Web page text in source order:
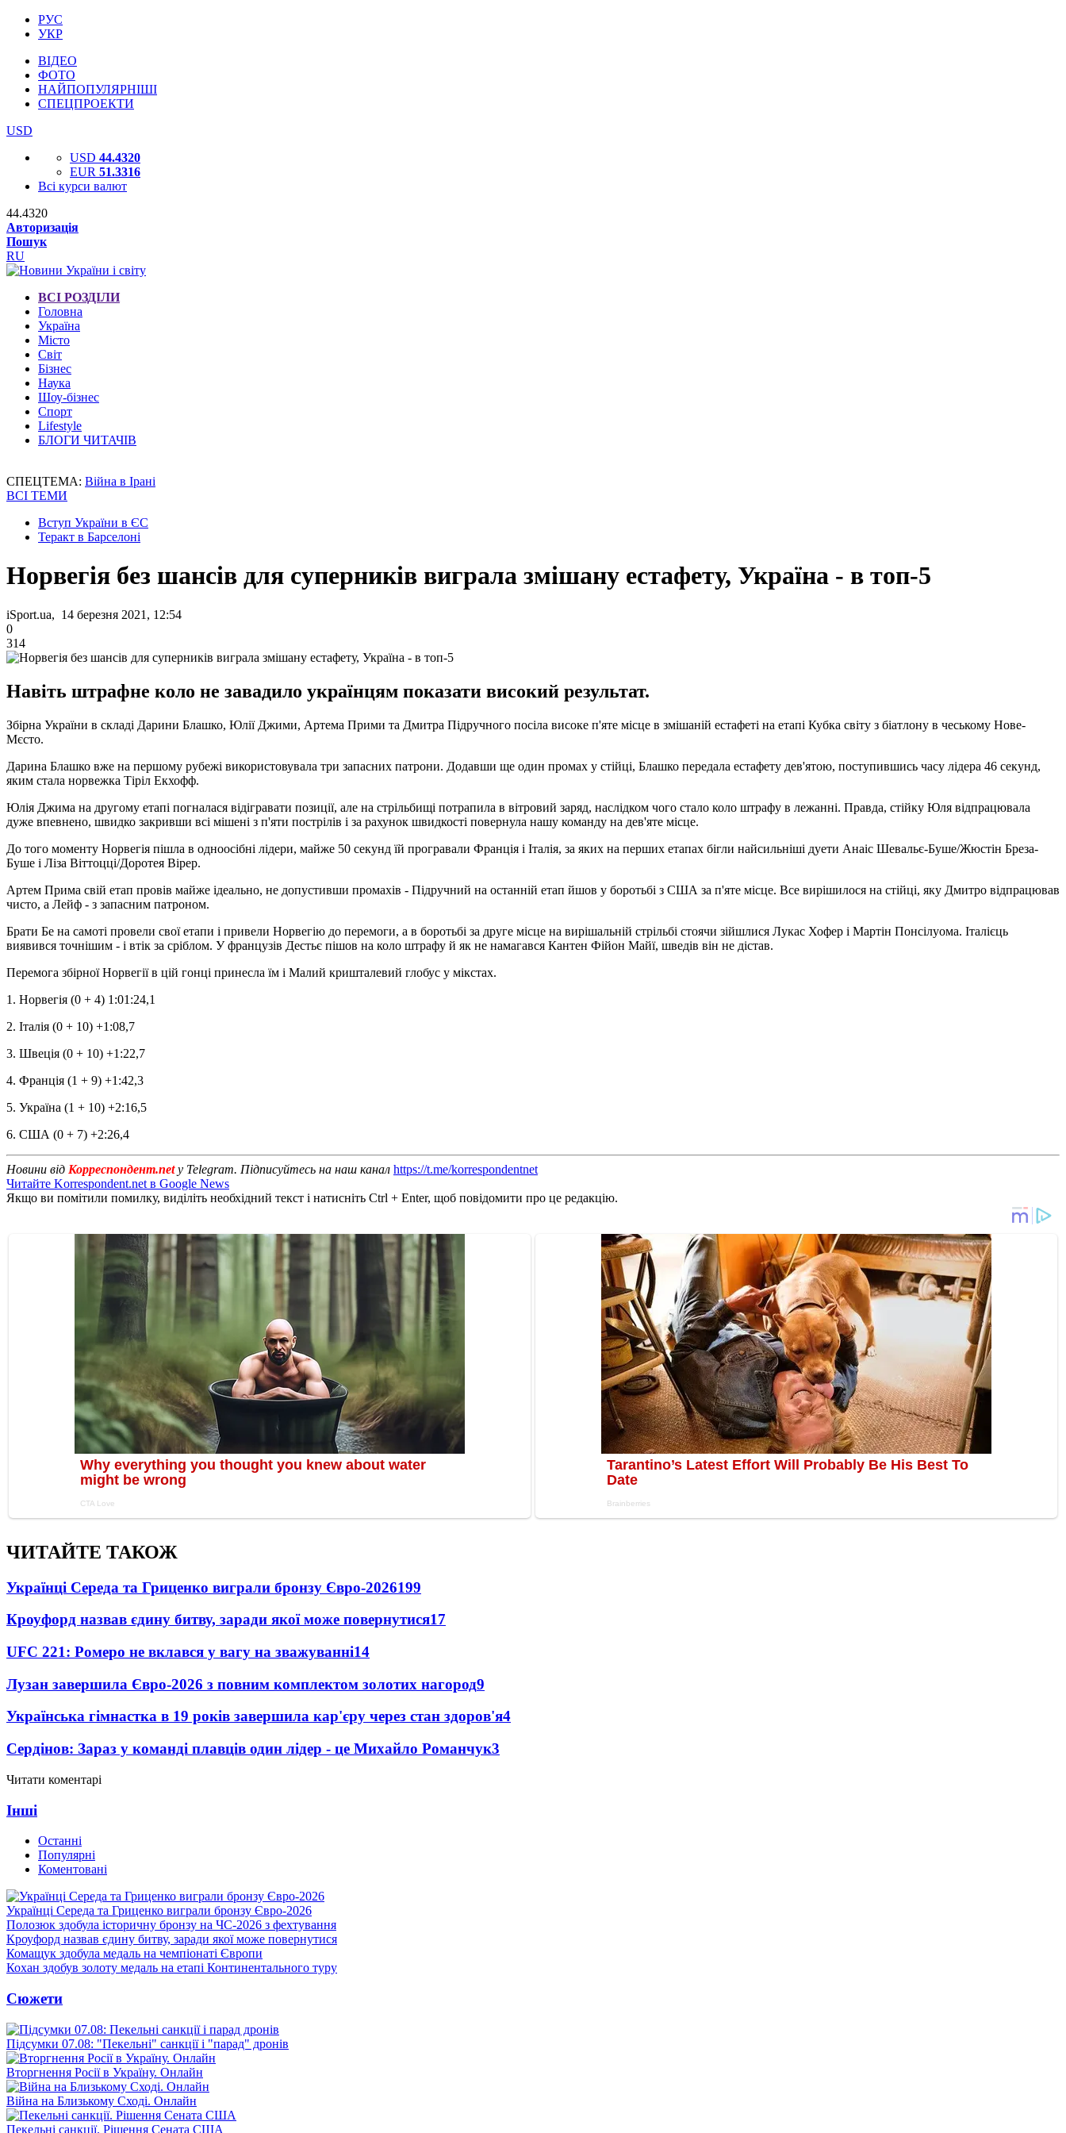
РУС
УКР
ВІДЕО
ФОТО
НАЙПОПУЛЯРНІШІ
СПЕЦПРОЕКТИ
USD
USD 44.4320
EUR 51.3316
Всі курси валют
44.4320
Авторизація
Пошук
RU
ВСІ РОЗДІЛИ
Головна
Україна
Місто
Світ
Бізнес
Наука
Шоу-бізнес
Спорт
Lifestyle
БЛОГИ ЧИТАЧІВ
СПЕЦТЕМА: Війна в Ірані
ВСІ ТЕМИ
Вступ України в ЄС
Теракт в Барселоні
Норвегія без шансів для суперників виграла змішану естафету, Україна - в топ-5
iSport.ua, 14 березня 2021, 12:54
0
314
Навіть штрафне коло не завадило українцям показати високий результат.
Збірна України в складі Дарини Блашко, Юлії Джими, Артема Прими та Дмитра Підручного посіла високе п'яте місце в змішаній естафеті на етапі Кубка світу з біатлону в чеському Нове-
Мєсто.
Дарина Блашко вже на першому рубежі використовувала три запасних патрони. Додавши ще один промах у стійці, Блашко передала естафету дев'ятою, поступившись часу лідера 46 секунд,
яким стала норвежка Тіріл Екхофф.
Юлія Джима на другому етапі погналася відігравати позиції, але на стрільбищі потрапила в вітровий заряд, наслідком чого стало коло штрафу в лежанні. Правда, стійку Юля відпрацювала
дуже впевнено, швидко закривши всі мішені з п'яти пострілів і за рахунок швидкості повернула нашу команду на дев'яте місце.
До того моменту Норвегія пішла в одноосібні лідери, майже 50 секунд їй програвали Франція і Італія, за яких на перших етапах бігли найсильніші дуети Анаіс Шевальє-Буше/Жюстін Бреза-
Буше і Ліза Віттоцці/Доротея Вірер.
Артем Прима свій етап провів майже ідеально, не допустивши промахів - Підручний на останній етап йшов у боротьбі з США за п'яте місце. Все вирішилося на стійці, яку Дмитро відпрацював
чисто, а Лейф - з запасним патроном.
Брати Бе на самоті провели свої етапи і привели Норвегію до перемоги, а в боротьбі за друге місце на вирішальній стрільбі стоячи зійшлися Лукас Хофер і Мартін Понсілуома. Італієць
виявився точнішим - і втік за сріблом. У французів Дестьє пішов на коло штрафу й як не намагався Кантен Фійон Майї, шведів він не дістав.
Перемога збірної Норвегії в цій гонці принесла їм і Малий кришталевий глобус у мікстах.
1. Норвегія (0 + 4) 1:01:24,1
2. Італія (0 + 10) +1:08,7
3. Швеція (0 + 10) +1:22,7
4. Франція (1 + 9) +1:42,3
5. Україна (1 + 10) +2:16,5
6. США (0 + 7) +2:26,4
Новини від Корреспондент.net у Telegram. Підписуйтесь на наш канал https://t.me/korrespondentnet
Читайте Korrespondent.net в Google News
Якщо ви помітили помилку, виділіть необхідний текст і натисніть Ctrl + Enter, щоб повідомити про це редакцію.
ЧИТАЙТЕ ТАКОЖ
Українці Середа та Гриценко виграли бронзу Євро-2026199
Кроуфорд назвав єдину битву, заради якої може повернутися17
UFC 221: Ромеро не вклався у вагу на зважуванні14
Лузан завершила Євро-2026 з повним комплектом золотих нагород9
Українська гімнастка в 19 років завершила кар'єру через стан здоров'я4
Сердінов: Зараз у команді плавців один лідер - це Михайло Романчук3
Читати коментарі
Інші
Останні
Популярні
Коментовані
Українці Середа та Гриценко виграли бронзу Євро-2026
Полозюк здобула історичну бронзу на ЧС-2026 з фехтування
Кроуфорд назвав єдину битву, заради якої може повернутися
Комащук здобула медаль на чемпіонаті Європи
Кохан здобув золоту медаль на етапі Континентального туру
Сюжети
Підсумки 07.08: "Пекельні" санкції і "парад" дронів
Вторгнення Росії в Україну. Онлайн
Війна на Близькому Сході. Онлайн
Пекельні санкції. Рішення Сената США